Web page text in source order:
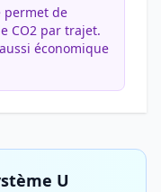
permet de
CO2 par trajet.
économique
U